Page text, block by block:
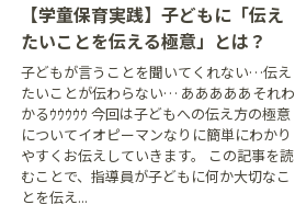
【学童保育実践】子どもに「伝え
たいことを伝える極意」とは？
子どもが言うことを聞いてくれない…伝え
たいことが伝わらない… あああああそれわ
かるｳｳｳｳｳ 今回は子どもへの伝え方の極意
についてイオピーマンなりに簡単にわかり
やすくお伝えしていきます。 この記事を読
むことで、指導員が子どもに何か大切なこ
とを伝え...